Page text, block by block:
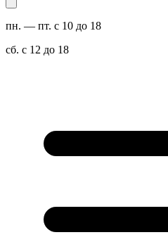
пн. — пт. с 10 до 18
сб. с 12 до 18